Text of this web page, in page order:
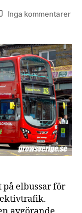
Inga kommentarertill
till
för
på elbussar för